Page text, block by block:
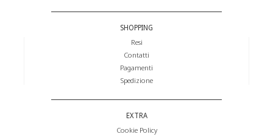
SHOPPING
Resi
Contatti
Pagamenti
Spedizione
EXTRA
Cookie Policy